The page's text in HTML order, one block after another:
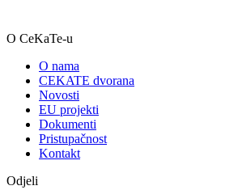
O CeKaTe-u
O nama
CEKATE dvorana
Novosti
EU projekti
Dokumenti
Pristupačnost
Kontakt
Odjeli